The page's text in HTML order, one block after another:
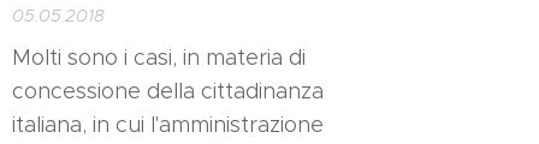
05.05.2018
Molti sono i casi, in materia di
concessione della cittadinanza
italiana, in cui l'amministrazione